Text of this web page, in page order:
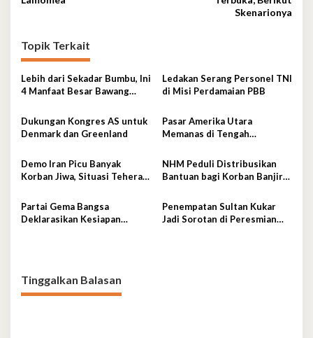
Skenarionya
Topik Terkait
Lebih dari Sekadar Bumbu, Ini
4 Manfaat Besar Bawang
Ledakan Serang Personel TNI
di Misi Perdamaian PBB
Dukungan Kongres AS untuk
Denmark dan Greenland
Pasar Amerika Utara
Memanas di Tengah
Demo Iran Picu Banyak
Korban Jiwa, Situasi Teheran
NHM Peduli Distribusikan
Bantuan bagi Korban Banjir
Partai Gema Bangsa
Deklarasikan Kesiapan
Penempatan Sultan Kukar
Jadi Sorotan di Peresmian
Tinggalkan Balasan